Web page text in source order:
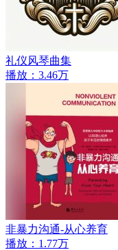
礼仪风琴曲集
播放：3.46万
非暴力沟通-从心养育
播放：1.77万